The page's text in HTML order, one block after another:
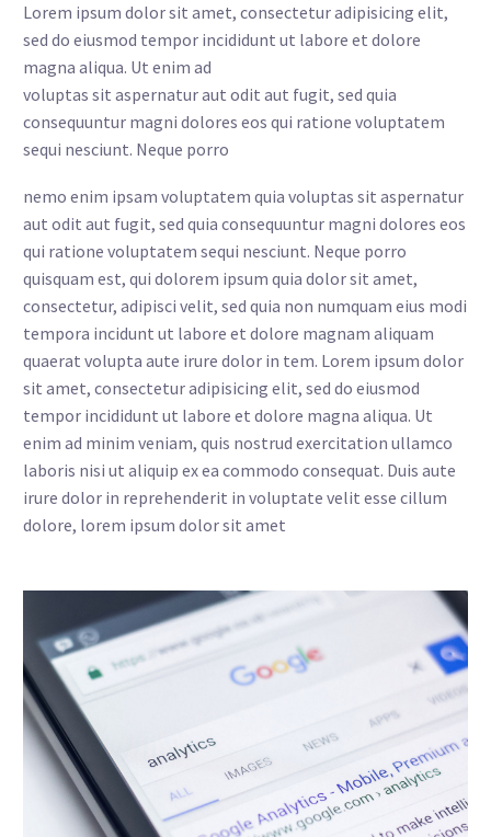
Lorem ipsum dolor sit amet, consectetur adipisicing elit,
sed do eiusmod tempor incididunt ut labore et dolore
magna aliqua. Ut enim ad
voluptas sit aspernatur aut odit aut fugit, sed quia
consequuntur magni dolores eos qui ratione voluptatem
sequi nesciunt. Neque porro
nemo enim ipsam voluptatem quia voluptas sit aspernatur
aut odit aut fugit, sed quia consequuntur magni dolores eos
qui ratione voluptatem sequi nesciunt. Neque porro
quisquam est, qui dolorem ipsum quia dolor sit amet,
consectetur, adipisci velit, sed quia non numquam eius modi
tempora incidunt ut labore et dolore magnam aliquam
quaerat volupta aute irure dolor in tem. Lorem ipsum dolor
sit amet, consectetur adipisicing elit, sed do eiusmod
tempor incididunt ut labore et dolore magna aliqua. Ut
enim ad minim veniam, quis nostrud exercitation ullamco
laboris nisi ut aliquip ex ea commodo consequat. Duis aute
irure dolor in reprehenderit in voluptate velit esse cillum
dolore, lorem ipsum dolor sit amet